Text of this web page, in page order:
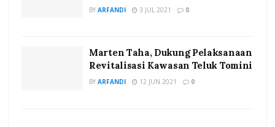
BY ARFANDI 3 JUL 2021 0
Marten Taha, Dukung Pelaksanaan
Revitalisasi Kawasan Teluk Tomini
BY ARFANDI 12 JUN 2021 0